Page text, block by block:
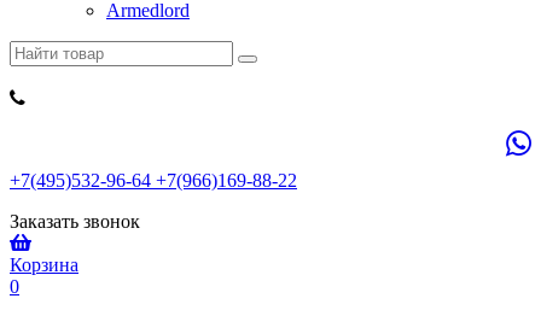
Armedlord
+7(495)532-96-64 +7(966)169-88-22
Заказать звонок
Корзина
0